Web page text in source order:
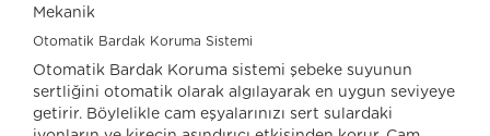
Mekanik
Otomatik Bardak Koruma Sistemi
Otomatik Bardak Koruma sistemi şebeke suyunun
sertliğini otomatik olarak algılayarak en uygun seviyeye
getirir. Böylelikle cam eşyalarınızı sert sulardaki